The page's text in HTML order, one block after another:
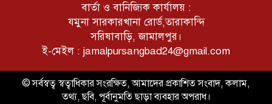
বিসিডিএস সরিষাবাড়ী উপজেলা শাখা
আহবায়ক কমিটি ঘোষণা
বার্তা ও বানিজ্যিক কার্যালয় :
যমুনা সারকারখানা রোর্ড,তারাকান্দি
সরিষাবাড়ি, জামালপুর।
ই-মেইল : jamalpursangbad24@gmail.com
© সর্বস্বত্ব স্বত্বাধিকার সংরক্ষিত, আমাদের প্রকাশিত সংবাদ, কলাম,
তথ্য, ছবি, পূর্বানুমতি ছাড়া ব্যবহার অপরাধ।